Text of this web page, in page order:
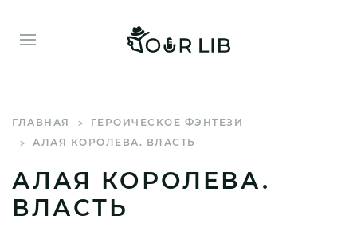
ГЛАВНАЯ
ГЕРОИЧЕСКОЕ ФЭНТЕЗИ
АЛАЯ КОРОЛЕВА. ВЛАСТЬ
АЛАЯ КОРОЛЕВА.
ВЛАСТЬ